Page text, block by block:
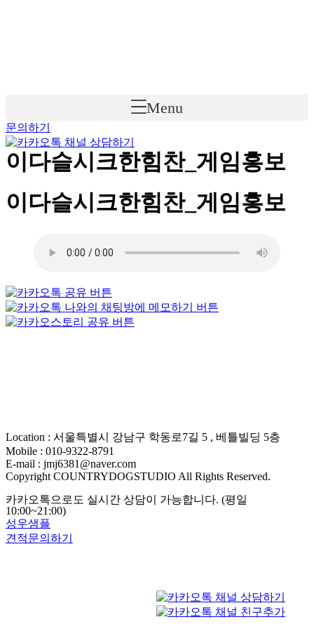
Menu
문의하기
이다슬시크한힘찬_게임홍보
이다슬시크한힘찬_게임홍보
Location : 서울특별시 강남구 학동로7길 5 , 베틀빌딩 5층
Mobile : 010-9322-8791
E-mail : jmj6381@naver.com
Copyright COUNTRYDOGSTUDIO All Rights Reserved.
카카오톡으로도 실시간 상담이 가능합니다. (평일
10:00~21:00)
성우샘플
견적문의하기